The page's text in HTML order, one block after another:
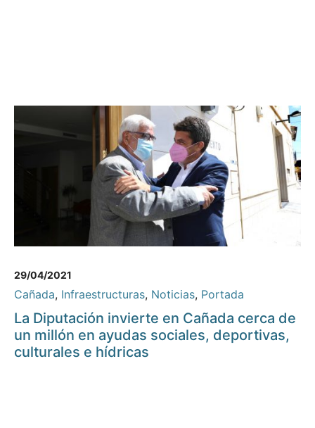
29/04/2021
Cañada, Infraestructuras, Noticias, Portada
La Diputación invierte en Cañada cerca de
un millón en ayudas sociales, deportivas,
culturales e hídricas